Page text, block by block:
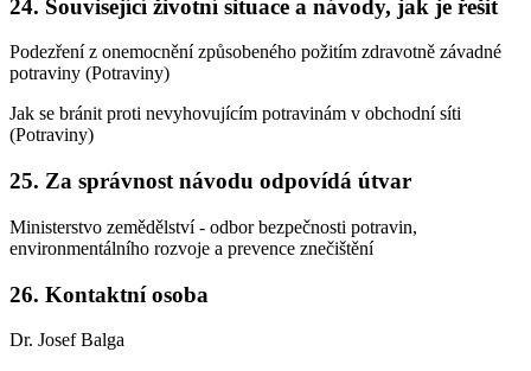
24. Související životní situace a návody, jak je řešit
Podezření z onemocnění způsobeného požitím zdravotně závadné
potraviny (Potraviny)
Jak se bránit proti nevyhovujícím potravinám v obchodní síti
(Potraviny)
25. Za správnost návodu odpovídá útvar
Ministerstvo zemědělství - odbor bezpečnosti potravin,
environmentálního rozvoje a prevence znečištění
26. Kontaktní osoba
Dr. Josef Balga